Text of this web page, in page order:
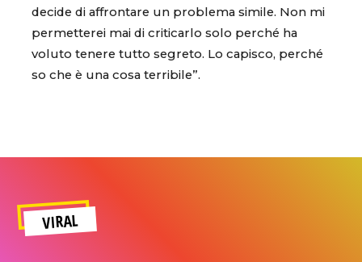
decide di affrontare un problema simile. Non mi
permetterei mai di criticarlo solo perché ha
voluto tenere tutto segreto. Lo capisco, perché
so che è una cosa terribile”.
VIRAL